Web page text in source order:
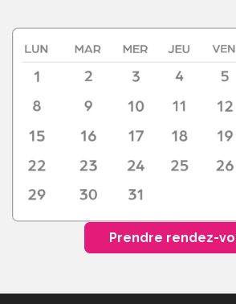
Prendre rendez-